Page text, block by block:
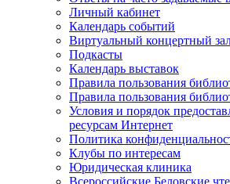
Личный кабинет
Календарь событий
Виртуальный концертный
Подкасты
Календарь выставок
Правила пользования
Правила пользования
Условия и порядок
ресурсам Интернет
Политика
Клубы по интересам
Юридическая клиника
Всероссийские Беловские